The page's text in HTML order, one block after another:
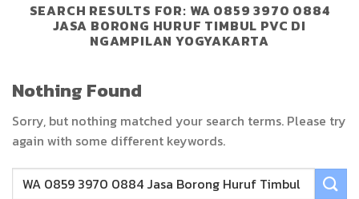
SEARCH RESULTS FOR: WA 0859 3970 0884
JASA BORONG HURUF TIMBUL PVC DI
NGAMPILAN YOGYAKARTA
Nothing Found
Sorry, but nothing matched your search terms. Please try
again with some different keywords.